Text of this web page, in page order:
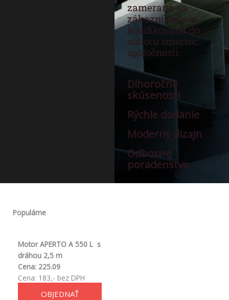
zameraná na
zákazníka bola
kodifikovaná do
súboru smerníc
spoločnosti.
Dlhoročné
skúsenosti
Rýchle dodanie
Moderný dizajn
Odborné
poradenstvo
Populárne
Motor APERTO A 550 L s
dráhou 2,5 m
Cena: 225.09
Cena: 183,- bez DPH
OBJEDNAŤ